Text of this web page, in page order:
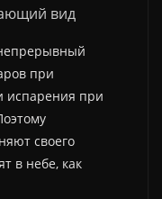
вид
при
испарения при
своего
в небе, как